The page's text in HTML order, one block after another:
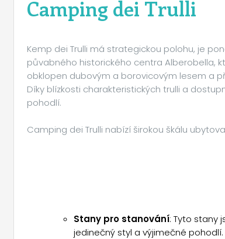
Camping dei Trulli
Kemp dei Trulli má strategickou polohu, je
půvabného historického centra Alberobella,
obklopen dubovým a borovicovým lesem a
Díky blízkosti charakteristických trulli a
pohodlí.
Camping dei Trulli nabízí širokou škálu
Stany pro stanování: Tyto stany
jedinečný styl a výjimečné pohodlí.